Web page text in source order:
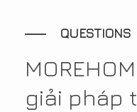
QUESTIONS
giải pháp